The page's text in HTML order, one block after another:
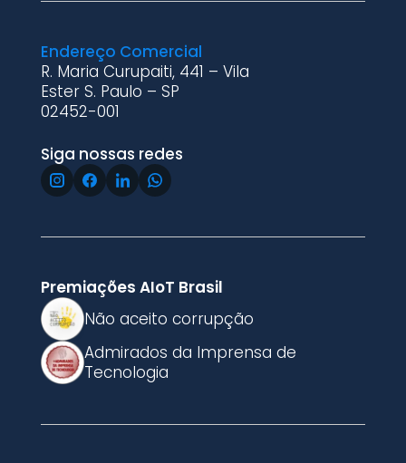
Endereço Comercial
R. Maria Curupaiti, 441 – Vila
Ester S. Paulo – SP
02452-001
Siga nossas redes
Premiações AIoT Brasil
Não aceito corrupção
Admirados da Imprensa de
Tecnologia